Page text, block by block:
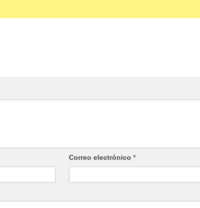
Correo electrónico *